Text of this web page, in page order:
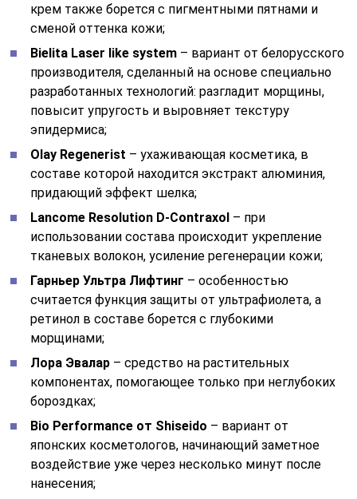
крем также борется с пигментными пятнами и
сменой оттенка кожи;
Bielita Laser like system – вариант от белорусского
производителя, сделанный на основе специально
разработанных технологий: разгладит морщины,
повысит упругость и выровняет текстуру
эпидермиса;
Olay Regenerist – ухаживающая косметика, в
составе которой находится экстракт алюминия,
придающий эффект шелка;
Lancome Resolution D-Contraxol – при
использовании состава происходит укрепление
тканевых волокон, усиление регенерации кожи;
Гарньер Ультра Лифтинг – особенностью
считается функция защиты от ультрафиолета, а
ретинол в составе борется с глубокими
морщинами;
Лора Эвалар – средство на растительных
компонентах, помогающее только при неглубоких
бороздках;
Bio Performance от Shiseido – вариант от
японских косметологов, начинающий заметное
воздействие уже через несколько минут после
нанесения;